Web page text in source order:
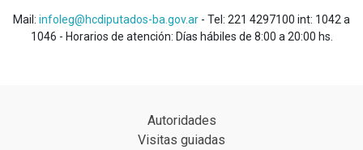
Mail: infoleg@hcdiputados-ba.gov.ar - Tel: 221 4297100 int: 1042 a
1046 - Horarios de atención: Días hábiles de 8:00 a 20:00 hs.
Autoridades
Visitas guiadas